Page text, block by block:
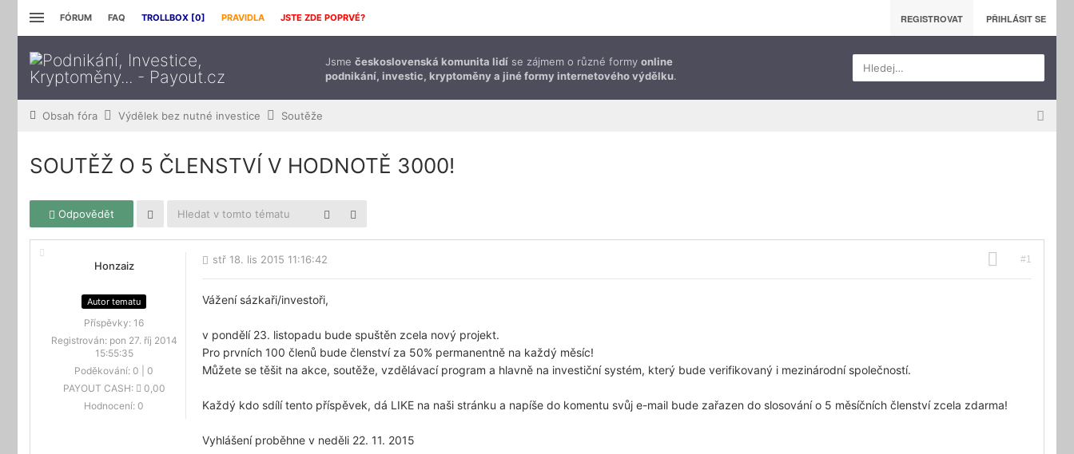
FÓRUM FAQ TROLLBOX [0] PRAVIDLA JSTE ZDE POPRVÉ? REGISTROVAT PŘIHLÁSIT SE
Jsme československá komunita lidí se zájmem o různé formy online
podnikání, investic, kryptoměny a jiné formy internetového výdělku.
Hledej…
Obsah fóra Výdělek bez nutné investice Soutěže
SOUTĚŽ O 5 ČLENSTVÍ V HODNOTĚ 3000!
Odpovědět
Honzaiz
Autor tematu
Příspěvky: 16
Registrován: pon 27. říj 2014
15:55:35
Poděkování: 0
0
PAYOUT CASH:
0,00
Hodnocení: 0
#1
stř 18. lis 2015 11:16:42
Vážení sázkaři/investoři,
v pondělí 23. listopadu bude spuštěn zcela nový projekt.
Pro prvních 100 členů bude členství za 50% permanentně na každý měsíc!
Můžete se těšit na akce, soutěže, vzdělávací program a hlavně na investiční systém, který bude verifikovaný i mezinárodní společností.
Každý kdo sdílí tento příspěvek, dá LIKE na naši stránku a napíše do komentu svůj e-mail bude zařazen do slosování o 5 měsíčních členství zcela zdarma!
Vyhlášení proběhne v neděli 22. 11. 2015